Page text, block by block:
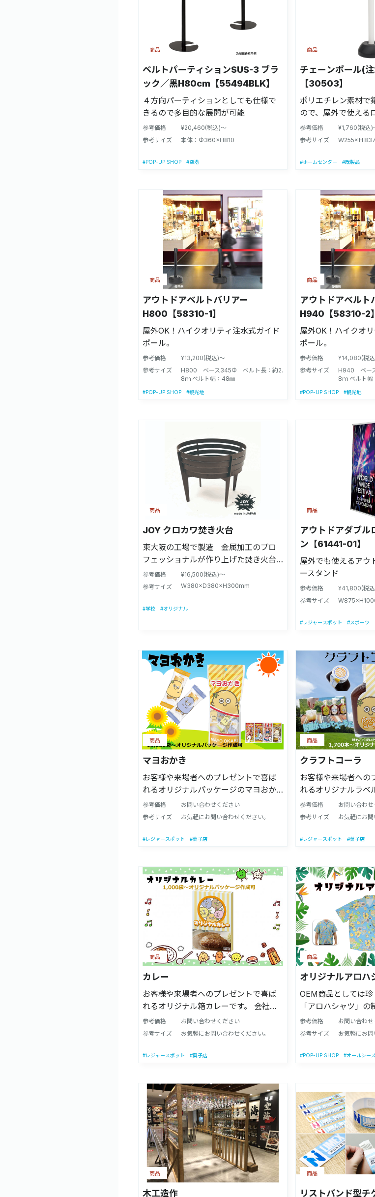
ベルトパーティションSUS-3 ブラ
ック／黒H80cm【55494BLK】
４方向パーティションとしても仕様で
きるので多目的な展開が可能
参考価格
¥20,460(税込)～
参考サイズ
本体：Φ360×H810
商品
#POP-UP SHOP #空港
チェーンポール(
【30503】
ポリエチレン素材で
ので、屋外で使える
水式ガイドポール
参考価格
¥1,760(税込)
参考サイズ
Ｗ255×Ｈ
商品
#ホームセンター #既製品
アウトドアベルトバリアー
H800【58310-1】
屋外OK！ハイクオリティ注水式ガイド
ポール。
参考価格
¥13,200(税込)～
参考サイズ
H800 ベース345Φ ベルト長：約2.
8ｍ ベルト幅：48㎜
商品
#POP-UP SHOP #観光地
アウトドアベルト
H940【58310-2】
屋外OK！ハイクオ
ポール。
参考価格
¥14,080(税
参考サイズ
H940 ベー
8ｍ ベルト
商品
#POP-UP SHOP #観光地
JOY クロカワ焚き火台
東大阪の工場で製造 金属加工のプロ
フェッショナルが作り上げた焚き火台
・燃え上がる炎の美しさを引き立てる
焚き火台。 ・惚れ惚れする炎の美しさ
グの間から焚き火の灯りがあふれ出る
り、永くご愛用いただける仕様に。 ・
ワイルドな炎の立ち上がりを演出しま
す。 ・全方向から空気を取り込める構
造で、効率よく燃焼させることができ、
ダイナミックに薪を燃やすことができ
ます。 ・底の灰受けが外せるので、焚
き火のあとに出る灰の後処理を簡単に
行うことができます。 ・焚き火台の高
さはリングの数によって変えられます。
プルな構造で組み立てやすく、お手入
れも簡単です。 ・付属の専用五徳で直
火料理も楽しめます。 ・極太でタフな
丸型の専用焼き網を別売りで販売して
調理をしながら火力の調節や薪の継ぎ
W38×D38×H30cm 【商品重量】4.5kg
【製造国】日本製 ※製造過程で新品の
製品に細かなキズ等が付く場合があり
ます。 品質上は問題ありませんのでそ
のままご使用ください。 ※製品の改良
により、予告なく変更する場合があり
ます。 注意事項：モニターの発色によ
って色が異なって見える場合がござい
ます。
参考価格
¥16,500(税込)～
参考サイズ
W380×D380×H300mm
商品
#学校 #オリジナル
アウトドアダブル
ン【61441-01】
屋外でも使えるアウ
ースタンド
参考価格
¥41,800(税
参考サイズ
商品
#レジャースポット #スポーツ
マヨおかき
お客様や来場者へのプレゼントで喜ば
れるオリジナルパッケージのマヨおか
きです。 会社のロゴ入りパッケージで
目を引く事間違いなし！！ 他社様との
お探しの方に是非！！
参考価格
お問い合わせください
参考サイズ
お気軽にお問い合わせください。
商品
#レジャースポット #菓子店
クラフトコーラ
お客様や来場者への
れるオリジナルラベ
ラです。 会社のロゴ
引く事間違いなし！
のご相談も承ってお
参考価格
お問い合わ
参考サイズ
お気軽にお問
商品
#レジャースポット #菓子店
カレー
お客様や来場者へのプレゼントで喜ば
れるオリジナル箱カレーです。 会社の
ロゴ入りパッケージので目を引く事間
違いなし！！ 他社様との差別化や珍し
是非！！ ・ごろごろ野菜と国産牛肉・
参考価格
お問い合わせください
参考サイズ
お気軽にお問い合わせください。
商品
#レジャースポット #菓子店
オリジナルアロハ
OEM商品としては
「アロハシャツ」の
サイズや素材もお選
展示会や社内行事の
ナルグッズとしての
参考価格
お問い合わ
参考サイズ
お気軽にお問
商品
#POP-UP SHOP #オールシー
木工造作
商品
リストバンド型
商品